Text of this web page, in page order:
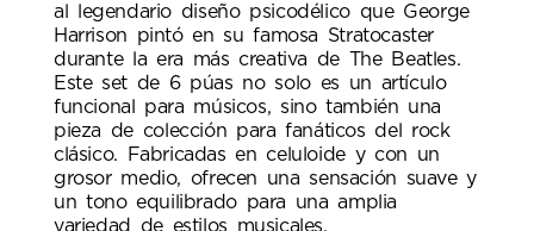
al legendario diseño psicodélico que George
Harrison pintó en su famosa Stratocaster
durante la era más creativa de The Beatles.
Este set de 6 púas no solo es un artículo
funcional para músicos, sino también una
pieza de colección para fanáticos del rock
clásico. Fabricadas en celuloide y con un
grosor medio, ofrecen una sensación suave y
un tono equilibrado para una amplia
variedad de estilos musicales.